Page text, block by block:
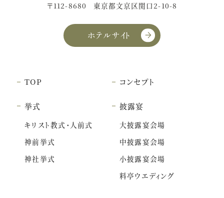
〒112-8680
東京都文京区関口2-10-8
ホテルサイト
TOP コンセプト
挙式
キリスト教式・人前式
神前挙式
神社挙式
披露宴
大披露宴会場
中披露宴会場
小披露宴会場
料亭ウエディング